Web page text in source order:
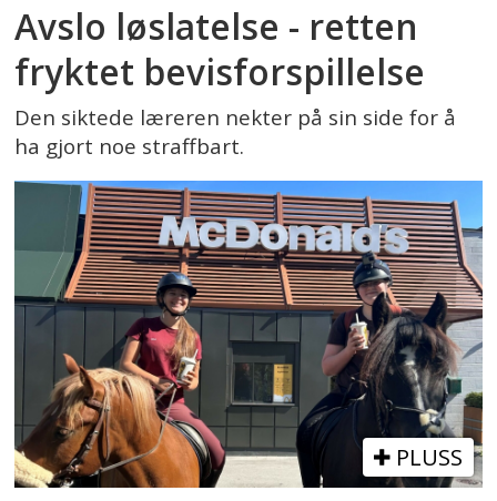
Avslo løslatelse - retten
fryktet bevisforspillelse
Den siktede læreren nekter på sin side for å
ha gjort noe straffbart.
PLUSS